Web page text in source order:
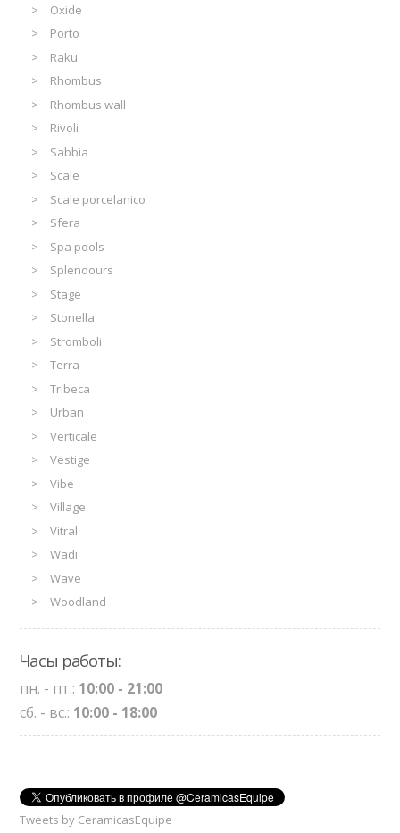
Oxide
Porto
Raku
Rhombus
Rhombus wall
Rivoli
Sabbia
Scale
Scale porcelanico
Sfera
Spa pools
Splendours
Stage
Stonella
Stromboli
Terra
Tribeca
Urban
Verticale
Vestige
Vibe
Village
Vitral
Wadi
Wave
Woodland
Часы работы:
пн. - пт.: 10:00 - 21:00
сб. - вс.: 10:00 - 18:00
Tweets by CeramicasEquipe